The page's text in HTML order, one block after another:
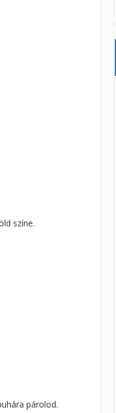
színe.
párolod.